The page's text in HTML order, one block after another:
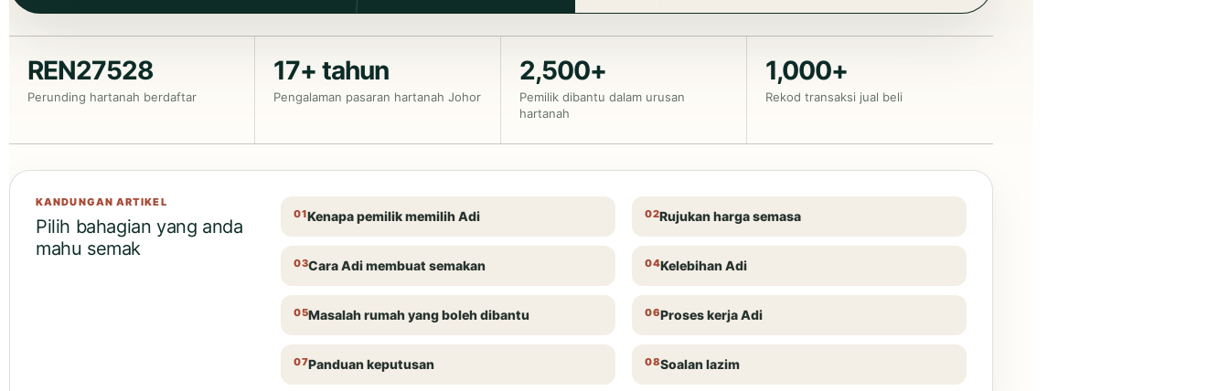
REN27528
Perunding hartanah berdaftar
17+ tahun
Pengalaman pasaran hartanah Johor
2,500+
Pemilik dibantu dalam urusan
hartanah
1,000+
Rekod transaksi jual beli
KANDUNGAN ARTIKEL
Pilih bahagian yang anda
mahu semak
Kenapa pemilik memilih Adi Rujukan harga semasa
Cara Adi membuat semakan Kelebihan Adi
Masalah rumah yang boleh dibantu Proses kerja Adi
Panduan keputusan Soalan lazim